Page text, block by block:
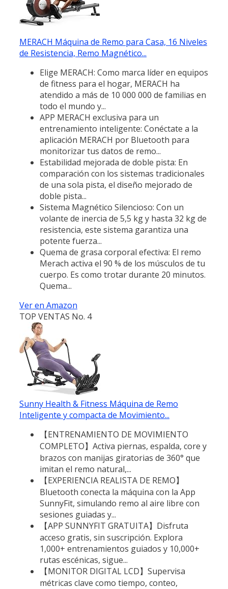
MERACH Máquina de Remo para Casa, 16 Niveles
de Resistencia, Remo Magnético...
Elige MERACH: Como marca líder en equipos
de fitness para el hogar, MERACH ha
atendido a más de 10 000 000 de familias en
todo el mundo y...
APP MERACH exclusiva para un
entrenamiento inteligente: Conéctate a la
aplicación MERACH por Bluetooth para
monitorizar tus datos de remo...
Estabilidad mejorada de doble pista: En
comparación con los sistemas tradicionales
de una sola pista, el diseño mejorado de
doble pista...
Sistema Magnético Silencioso: Con un
volante de inercia de 5,5 kg y hasta 32 kg de
resistencia, este sistema garantiza una
potente fuerza...
Quema de grasa corporal efectiva: El remo
Merach activa el 90 % de los músculos de tu
cuerpo. Es como trotar durante 20 minutos.
Quema...
Ver en Amazon
TOP VENTAS No. 4
Sunny Health & Fitness Máquina de Remo
Inteligente y compacta de Movimiento...
【ENTRENAMIENTO DE MOVIMIENTO
COMPLETO】Activa piernas, espalda, core y
brazos con manijas giratorias de 360° que
imitan el remo natural,...
【EXPERIENCIA REALISTA DE REMO】
Bluetooth conecta la máquina con la App
SunnyFit, simulando remo al aire libre con
sesiones guiadas y...
【APP SUNNYFIT GRATUITA】Disfruta
acceso gratis, sin suscripción. Explora
1,000+ entrenamientos guiados y 10,000+
rutas escénicas, sigue...
【MONITOR DIGITAL LCD】Supervisa
métricas clave como tiempo, conteo,